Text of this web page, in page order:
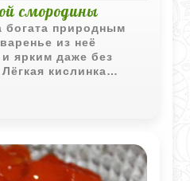
смородины
богата природным
из неё
ярким даже без
кислинка
выразительным.